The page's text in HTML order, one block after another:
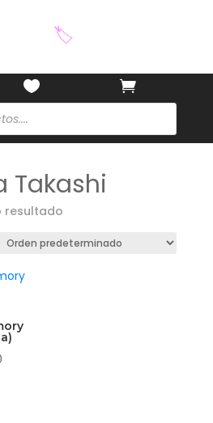


Takashi
resultado
El